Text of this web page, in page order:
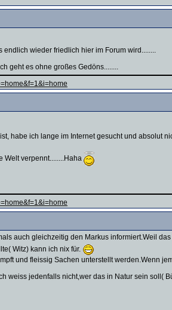
wieder friedlich hier im Forum wird........
geht es ohne großes Gedöns........
habe ich lange im Internet gesucht und absolut
Welt verpennt........Haha
auch gleichzeitig den Markus informiert.Weil
Witz) kann ich nix für.
und fleissig Sachen unterstellt werden.Wenn
weiss jedenfalls nicht,wer das in Natur sein soll(